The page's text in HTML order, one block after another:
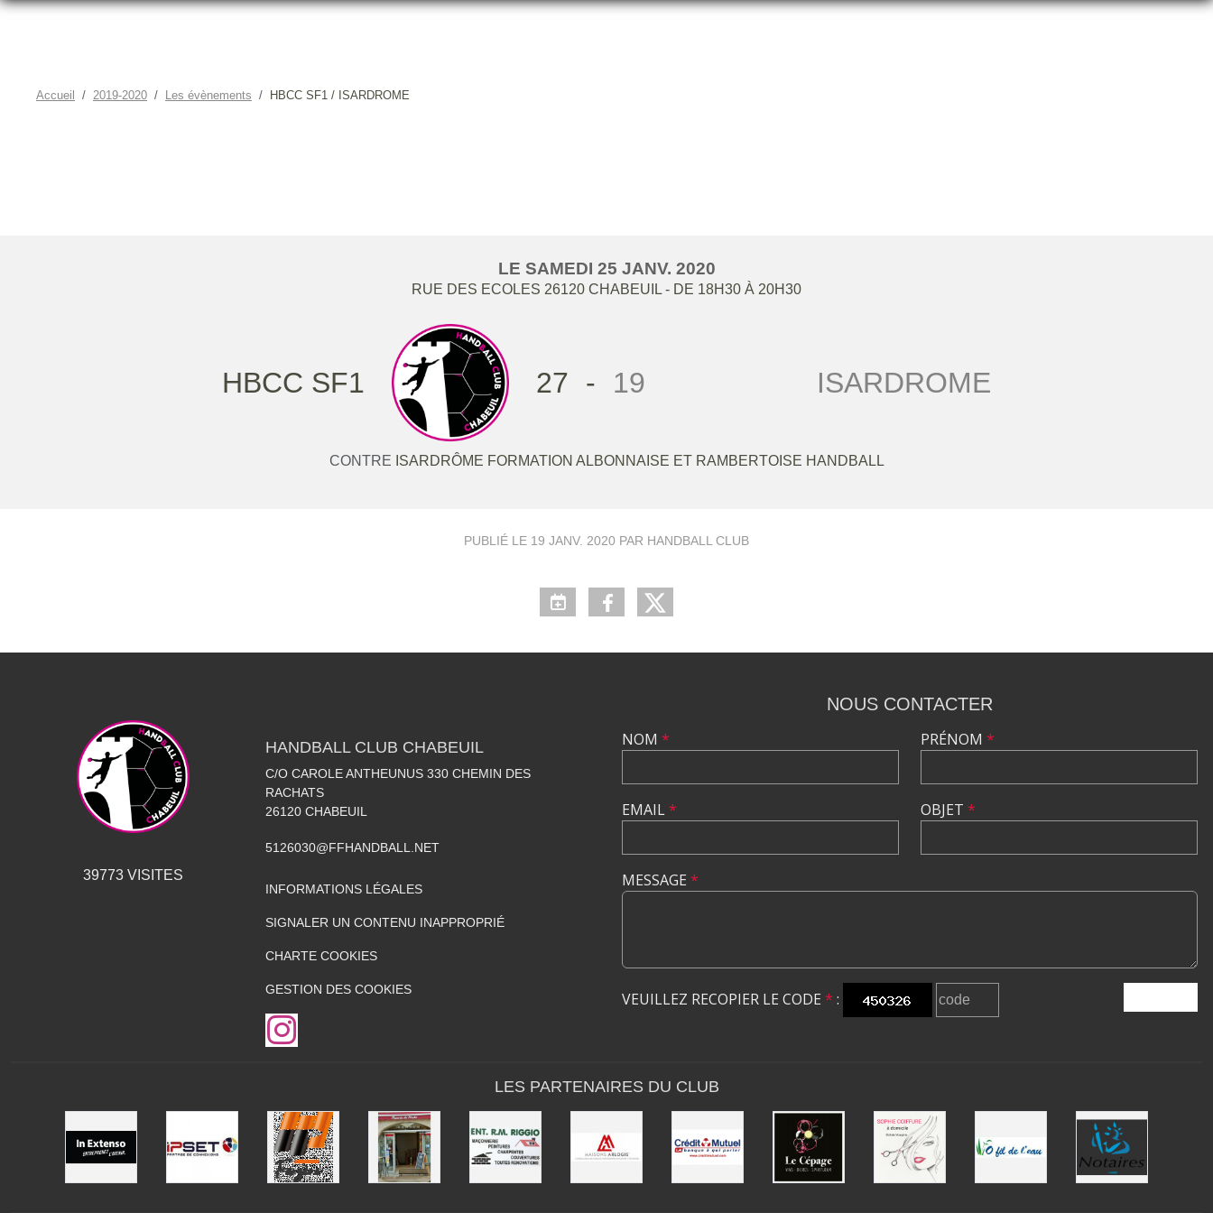
Accueil 2019-2020 Les évènements HBCC SF1 / ISARDROME
LE SAMEDI 25 JANV. 2020
RUE DES ECOLES 26120 CHABEUIL - DE 18H30 À 20H30
HBCC SF1 27 - 19 ISARDROME
CONTRE ISARDRÔME FORMATION ALBONNAISE ET RAMBERTOISE HANDBALL
PUBLIÉ LE 19 JANV. 2020 PAR HANDBALL CLUB
39773VISITES
HANDBALL CLUB CHABEUIL
C/O CAROLE ANTHEUNUS 330 CHEMIN DES
RACHATS
26120 CHABEUIL
5126030@FFHANDBALL.NET
INFORMATIONS LÉGALES
SIGNALER UN CONTENU INAPPROPRIÉ
CHARTE COOKIES
GESTION DES COOKIES
NOUS CONTACTER
NOM *
EMAIL*
PRÉNOM *
OBJET *
MESSAGE *
VEUILLEZ RECOPIER LE CODE * :
LES PARTENAIRES DU CLUB